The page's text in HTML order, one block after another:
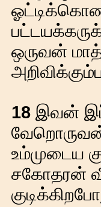
ஒருவன்
18 இவன்
வேறொருவன்
உம்முடைய
சகோதரன்